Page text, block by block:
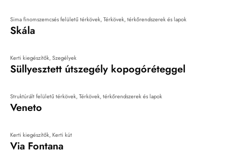
Sima finomszemcsés felületű térkövek,Térkövek, térkőrendszerek és lapok
Skála
Kerti kiegészítők,Szegélyek
Süllyesztett útszegély kopogóréteggel
Struktúrált felületű térkövek,Térkövek, térkőrendszerek és lapok
Veneto
Kerti kiegészítők, Kerti kút
Via Fontana